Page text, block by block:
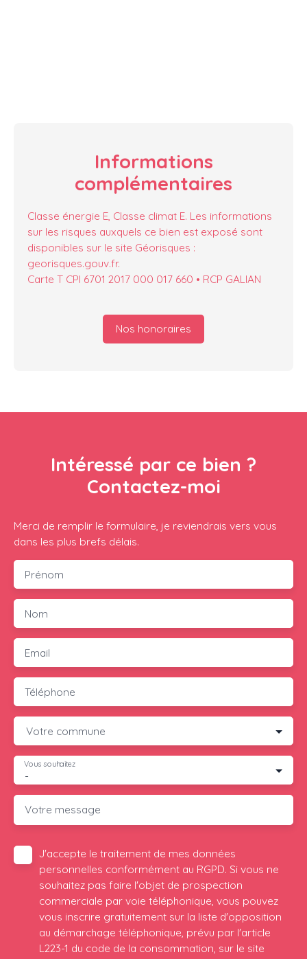
Informations
complémentaires
Classe énergie E, Classe climat E. Les informations
sur les risques auxquels ce bien est exposé sont
disponibles sur le site Géorisques :
georisques.gouv.fr.
Carte T CPI 6701 2017 000 017 660 • RCP GALIAN
Nos honoraires
Intéressé par ce bien ?
Contactez-moi
Merci de remplir le formulaire, je reviendrais vers vous
dans les plus brefs délais.
Prénom
Nom
Email
Téléphone
Votre commune
-
Vous souhaitez
Votre message
J'accepte le traitement de mes données
personnelles conformément au RGPD. Si vous ne
souhaitez pas faire l'objet de prospection
commerciale par voie téléphonique, vous pouvez
vous inscrire gratuitement sur la liste d'opposition
au démarchage téléphonique, prévu par l'article
L223-1 du code de la consommation, sur le site